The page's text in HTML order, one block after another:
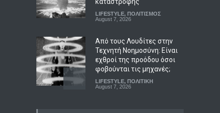
LIFESTYLE, ΠΟΛΙΤΙΣΜΟΣ
August 7, 2026
Από τους Λουδίτες στην
Τεχνητή Νοημοσύνη: Είναι
εχθροί της προόδου όσοι
φοβούνται τις μηχανές;
LIFESTYLE, ΠΟΛΙΤΙΚΗ
August 7, 2026